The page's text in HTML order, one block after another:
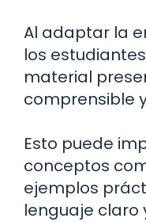
Al adaptar la
los
material
comprensible
Esto puede
conceptos
ejemplos
lenguaje claro